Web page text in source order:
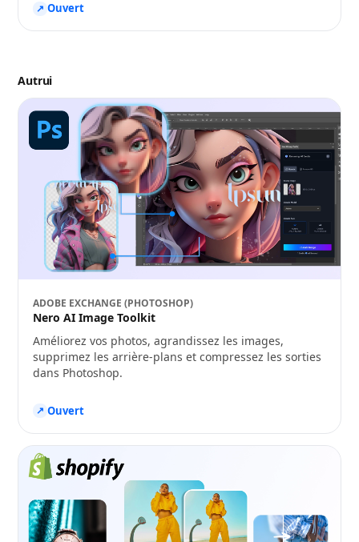
↗ Ouvert
Autrui
ADOBE EXCHANGE (PHOTOSHOP)
Nero AI Image Toolkit
Améliorez vos photos, agrandissez les images,
supprimez les arrière-plans et compressez les sorties
dans Photoshop.
↗ Ouvert